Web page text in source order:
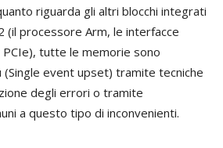
riguarda gli altri blocchi integrati
(il processore Arm, le interfacce
PCIe), tutte le memorie sono
event upset) tramite tecniche
degli errori o tramite
a questo tipo di inconvenienti.